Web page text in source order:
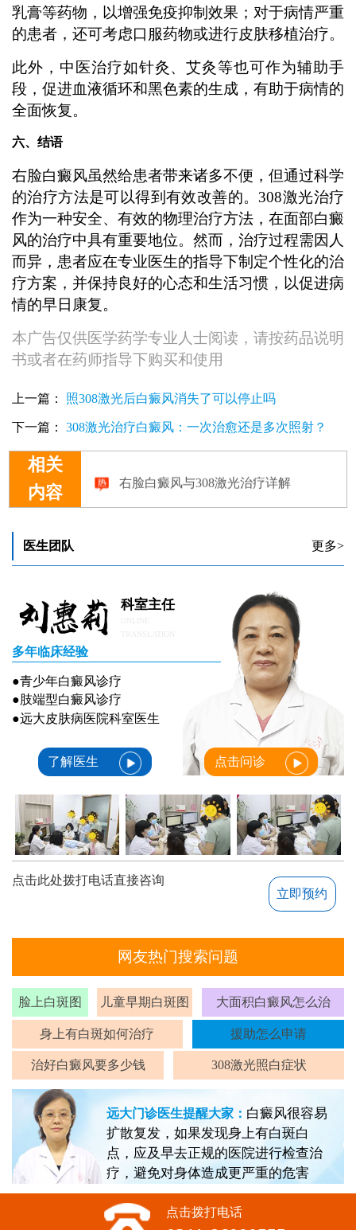
乳膏等药物，以增强免疫抑制效果；对于病情严重
的患者，还可考虑口服药物或进行皮肤移植治疗。
此外，中医治疗如针灸、艾灸等也可作为辅助手
段，促进血液循环和黑色素的生成，有助于病情的
全面恢复。
六、结语
右脸白癜风虽然给患者带来诸多不便，但通过科学
的治疗方法是可以得到有效改善的。308激光治疗
作为一种安全、有效的物理治疗方法，在面部白癜
风的治疗中具有重要地位。然而，治疗过程需因人
而异，患者应在专业医生的指导下制定个性化的治
疗方案，并保持良好的心态和生活习惯，以促进病
情的早日康复。
本广告仅供医学药学专业人士阅读，请按药品说明
书或者在药师指导下购买和使用
上一篇： 照308激光后白癜风消失了可以停止吗
下一篇： 308激光治疗白癜风：一次治愈还是多次照射？
相关
内容
医生团队 更多>
科室主任
多年临床经验
●青少年白癜风诊疗
●肢端型白癜风诊疗
●远大皮肤病医院科室医生
了解医生 点击问诊
点击此处拨打电话直接咨询
立即预约
网友热门搜索问题
脸上白斑图 儿童早期白斑图 大面积白癜风怎么治
身上有白斑如何治疗 援助怎么申请
治好白癜风要多少钱 308激光照白症状
远大门诊医生提醒大家： 白癜风很容易
扩散复发，如果发现身上有白斑白
点，应及早去正规的医院进行检查治
疗，避免对身体造成更严重的危害
点击拨打电话